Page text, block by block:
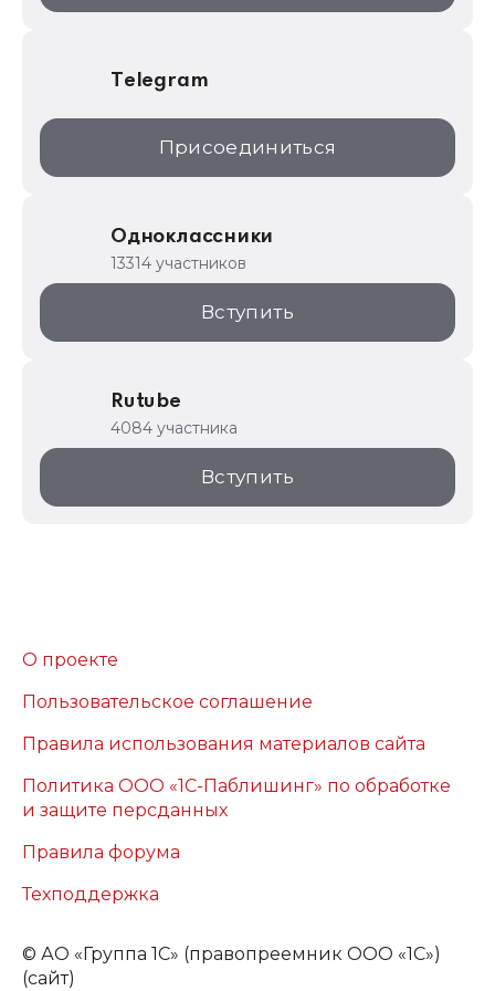
Telegram
Присоединиться
Одноклассники
13314 участников
Вступить
Rutube
4084 участника
Вступить
О проекте
Пользовательское соглашение
Правила использования материалов сайта
Политика ООО «1С-Паблишинг» по обработке
и защите персданных
Правила форума
Техподдержка
© АО «Группа 1С» (правопреемник ООО «1С»)
(сайт)